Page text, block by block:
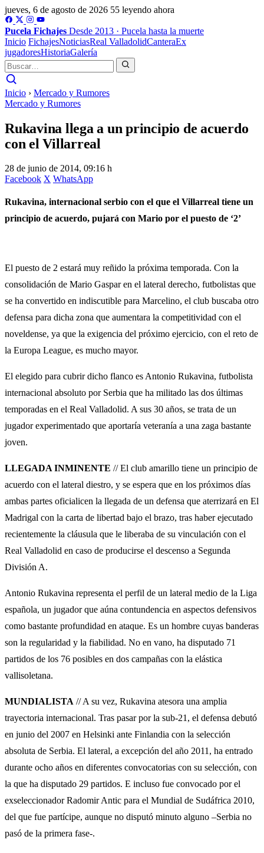
jueves, 6 de agosto de 2026 55 leyendo ahora
Pucela Fichajes Desde 2013 · Pucela hasta la muerte
Inicio FichajesNoticiasReal ValladolidCanteraEx
jugadoresHistoriaGalería
Inicio › Mercado y Rumores
Mercado y Rumores
Rukavina llega a un principio de acuerdo
con el Villarreal
28 de junio de 2014, 09:16 h
Facebook X WhatsApp
Rukavina, internacional serbio con el que el Villarreal tiene un
principio de acuerdo, pujará con Mario por el puesto de ‘2’
El puesto de 2 estará muy reñido la próxima temporada. Con la
consolidación de Mario Gaspar en el lateral derecho, futbolistas que
se ha convertido en indiscutible para Marcelino, el club buscaba otro
defensa para dicha zona que aumentara la competitividad con el
noveldense, ya que la exigencia del próximo ejercicio, con el reto de
la Europa League, es mucho mayor.
El elegido para cubrir dicho flanco es Antonio Rukavina, futbolista
internacional absoluto por Serbia que ha militado las dos últimas
temporadas en el Real Valladolid. A sus 30 años, se trata de un
jugador experimentado que aportaría veteranía a una zaga bastante
joven.
LLEGADA INMINENTE // El club amarillo tiene un principio de
acuerdo con el lateral diestro, y se espera que en los próximos días
ambas partes oficialicen la llegada de un defensa que aterrizará en El
Madrigal con la carta de libertad bajo el brazo, tras haber ejecutado
recientemente la cláusula que le liberaba de su vinculación con el
Real Valladolid en caso de producirse el descenso a Segunda
División A.
Antonio Rukavina representa el perfil de un lateral medio de la Liga
española, un jugador que aúna contundencia en aspectos defensivos
como bastante profundidad en ataque. Es un hombre cuyas banderas
son la regularidad y la fiabilidad. No en vano, ha disputado 71
partidos de los 76 posibles en dos campañas con la elástica
vallisoletana.
MUNDIALISTA // A su vez, Rukavina atesora una amplia
trayectoria internacional. Tras pasar por la sub-21, el defensa debutó
en junio del 2007 en Helsinki ante Finlandia con la selección
absoluta de Serbia. El lateral, a excepción del año 2011, ha entrado
durante ocho años en diferentes convocatorias con su selección, con
la que ha disputado 29 partidos. E incluso fue convocado por el
exseleccionador Radomir Antic para el Mundial de Sudáfrica 2010,
del que fue partícipe, aunque no disputó minuto alguno –Serbia no
pasó de la primera fase-.